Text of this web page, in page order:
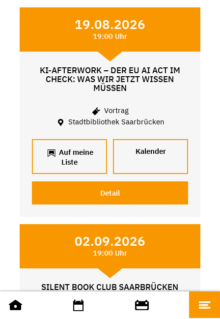
19.08.2026
19:00 Uhr
KI-AFTERWORK – DER EU AI ACT IM
CHECK: WAS WIR JETZT WISSEN
MÜSSEN
Vortrag
Stadtbibliothek Saarbrücken
Auf meine
Liste
Kalender
Detail
02.09.2026
19:00 Uhr
SILENT BOOK CLUB SAARBRÜCKEN
Weitere Angebote